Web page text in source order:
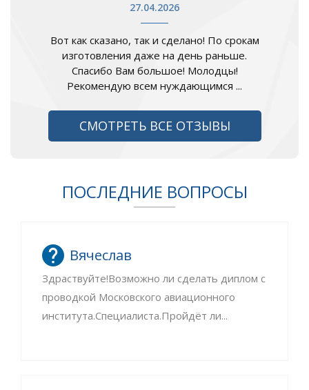
27.04.2026
Вот как сказано, так и сделано! По срокам
изготовления даже на день раньше.
Спасибо Вам большое! Молодцы!
Рекомендую всем нуждающимся ...
СМОТРЕТЬ ВСЕ ОТЗЫВЫ
ПОСЛЕДНИЕ ВОПРОСЫ
Вячеслав
Здраствуйте!Возможно ли сделать диплом с
проводкой Московского авиационного
института.Специалиста.Пройдёт ли...